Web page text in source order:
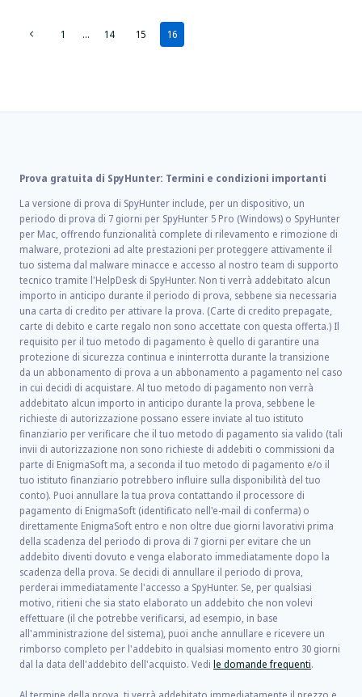
Navigazione
pagina
Pagina
1 … 14 15 16
Prova gratuita di SpyHunter: Termini e condizioni importanti
La versione di prova di SpyHunter include, per un dispositivo, un
periodo di prova di 7 giorni per SpyHunter 5 Pro (Windows) o SpyHunter
per Mac, offrendo funzionalità complete di rilevamento e rimozione di
malware, protezioni ad alte prestazioni per proteggere attivamente il
tuo sistema dal malware minacce e accesso al nostro team di supporto
tecnico tramite l'HelpDesk di SpyHunter. Non ti verrà addebitato alcun
importo in anticipo durante il periodo di prova, sebbene sia necessaria
una carta di credito per attivare la prova. (Carte di credito prepagate,
carte di debito e carte regalo non sono accettate con questa offerta.) Il
requisito per il tuo metodo di pagamento è quello di garantire una
protezione di sicurezza continua e ininterrotta durante la transizione
da un abbonamento di prova a un abbonamento a pagamento nel caso
in cui decidi di acquistare. Al tuo metodo di pagamento non verrà
addebitato alcun importo in anticipo durante la prova, sebbene le
richieste di autorizzazione possano essere inviate al tuo istituto
finanziario per verificare che il tuo metodo di pagamento sia valido (tali
invii di autorizzazione non sono richieste di addebiti o commissioni da
parte di EnigmaSoft ma, a seconda il tuo metodo di pagamento e/o il
tuo istituto finanziario potrebbero influire sulla disponibilità del tuo
conto). Puoi annullare la tua prova contattando il processore di
pagamento di EnigmaSoft (identificato nell'e-mail di conferma) o
direttamente EnigmaSoft entro e non oltre due giorni lavorativi prima
della scadenza del periodo di prova di 7 giorni per evitare che un
addebito diventi dovuto e venga elaborato immediatamente dopo la
scadenza della prova. Se decidi di annullare il periodo di prova,
perderai immediatamente l'accesso a SpyHunter. Se, per qualsiasi
motivo, ritieni che sia stato elaborato un addebito che non volevi
effettuare (il che potrebbe verificarsi, ad esempio, in base
all'amministrazione del sistema), puoi anche annullare e ricevere un
rimborso completo per l'addebito in qualsiasi momento entro 30 giorni
dal la data dell'addebito dell'acquisto. Vedi le domande frequenti.